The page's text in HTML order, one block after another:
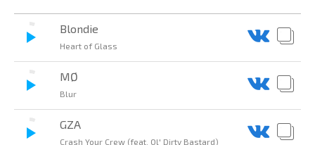
Blondie
Heart of Glass
MØ
Blur
GZA
Crash Your Crew (feat. Ol' Dirty Bastard)